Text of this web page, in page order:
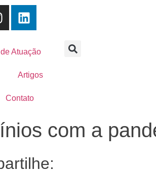
Atuação
Artigos
Contato
com a